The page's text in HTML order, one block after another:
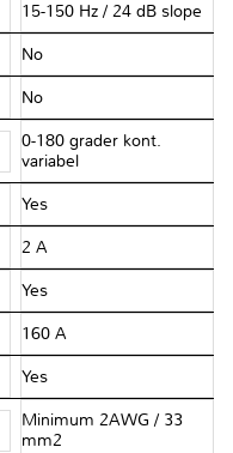
15-150 Hz / 24 dB slope
No
No
0-180 grader kont.
variabel
Yes
2 A
Yes
160 A
Yes
Minimum 2AWG / 33
mm2